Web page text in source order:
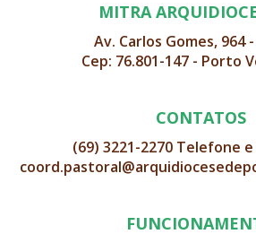
MITRA
Av. Carlos Gomes, 964
Cep: 76.801-147 - Porto
CONTATOS
(69) 3221-2270 Telefone